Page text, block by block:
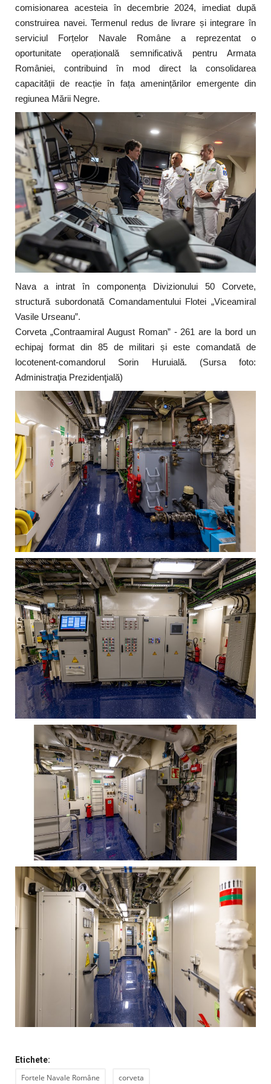
comisionarea acesteia în decembrie 2024, imediat după
construirea navei. Termenul redus de livrare și integrare în
serviciul Forțelor Navale Române a reprezentat o
oportunitate operațională semnificativă pentru Armata
României, contribuind în mod direct la consolidarea
capacității de reacție în fața amenințărilor emergente din
regiunea Mării Negre.
Nava a intrat în componența Divizionului 50 Corvete,
structură subordonată Comandamentului Flotei „Viceamiral
Vasile Urseanu”.
Corveta „Contraamiral August Roman” - 261 are la bord un
echipaj format din 85 de militari și este comandată de
locotenent-comandorul Sorin Huruială. (Sursa foto:
Administraţia Prezidenţială)
Etichete:
Fortele Navale Române corveta